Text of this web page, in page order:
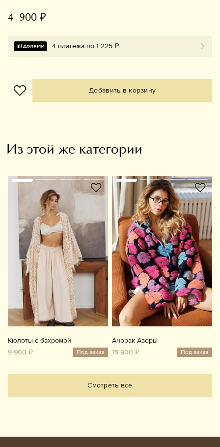
4 900 ₽
4 платежа по 1 225 ₽
Добавить в корзину
Из этой же категории
Кюлоты с бахромой
9 900 ₽
Под заказ
Анорак Азоры
15 900 ₽
Под заказ
Смотреть все